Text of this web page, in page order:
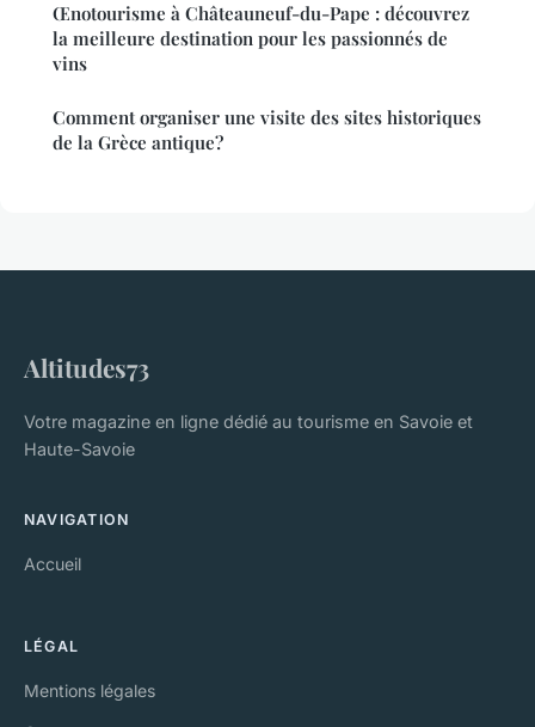
Œnotourisme à Châteauneuf-du-Pape : découvrez
la meilleure destination pour les passionnés de
vins
Comment organiser une visite des sites historiques
de la Grèce antique?
Altitudes73
Votre magazine en ligne dédié au tourisme en Savoie et
Haute-Savoie
NAVIGATION
Accueil
LÉGAL
Mentions légales